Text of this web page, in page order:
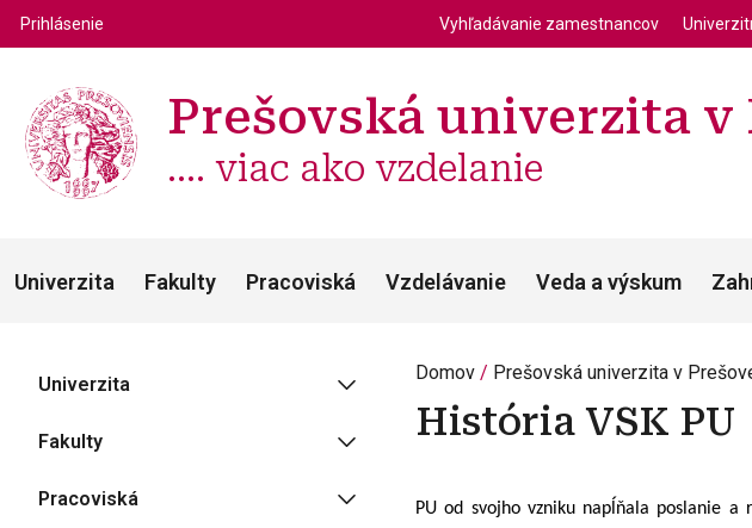
Používateľské menu
Prihlásenie Top menu
Vyhľadávanie zamestnancov
Prešovská univerzita v
.... viac ako vzdelanie
Univerzita Fakulty Pracoviská Vzdelávanie Veda a výskum
Domov Prešovská univerzita v
História VSK PU
PU od svojho vzniku napĺňala poslanie a
Univerzita
Fakulty
Pracoviská